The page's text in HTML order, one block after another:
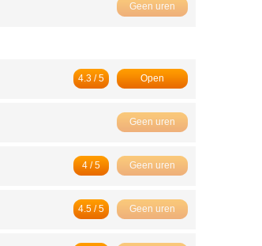
Geen uren
Open
4.3 / 5
Geen uren
Geen uren
4 / 5
Geen uren
4.5 / 5